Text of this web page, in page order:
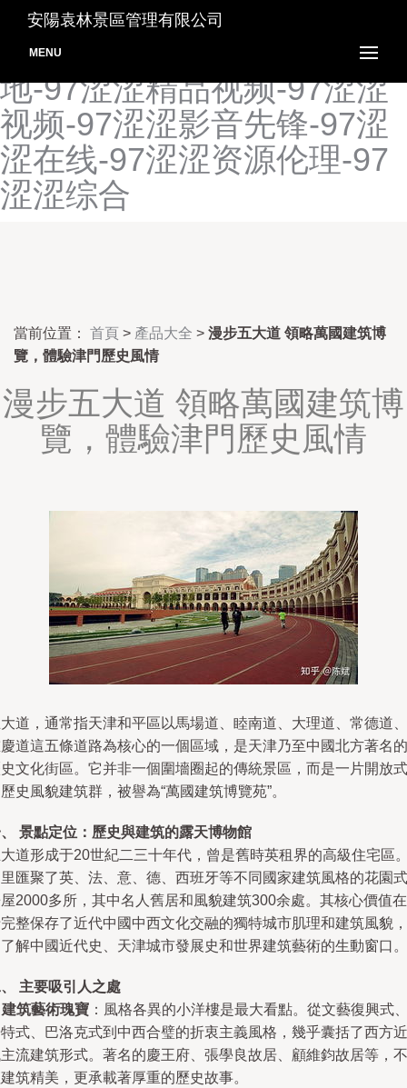
97色在线视频-97色综合资
源-97涩色人妻-97涩涩基
地-97涩涩精品视频-97涩涩
视频-97涩涩影音先锋-97涩
涩在线-97涩涩资源伦理-97
涩涩综合
安陽袁林景區管理有限公司
MENU
當前位置： 首頁 > 產品大全 > 漫步五大道 領略萬國建筑博
覽，體驗津門歷史風情
漫步五大道 領略萬國建筑博
覽，體驗津門歷史風情
道，通常指天津和平區以馬場道、睦南道、大理道、常德道、
道這五條道路為核心的一個區域，是天津乃至中國北方著名的
文化街區。它并非一個圍墻圈起的傳統景區，而是一片開放式
史風貌建筑群，被譽為“萬國建筑博覽苑”。
景點定位：歷史與建筑的露天博物館
道形成于20世紀二三十年代，曾是舊時英租界的高級住宅區
匯聚了英、法、意、德、西班牙等不同國家建筑風格的花園式
2000多所，其中名人舊居和風貌建筑300余處。其核心價值在
整保存了近代中國中西文化交融的獨特城市肌理和建筑風貌，
解中國近代史、天津城市發展史和世界建筑藝術的生動窗口。
主要吸引人之處
建筑藝術瑰寶 ：風格各異的小洋樓是最大看點。從文藝復興式
式、巴洛克式到中西合璧的折衷主義風格，幾乎囊括了西方近
流建筑形式。著名的慶王府、張學良故居、顧維鈞故居等，不
筑精美，更承載著厚重的歷史故事。